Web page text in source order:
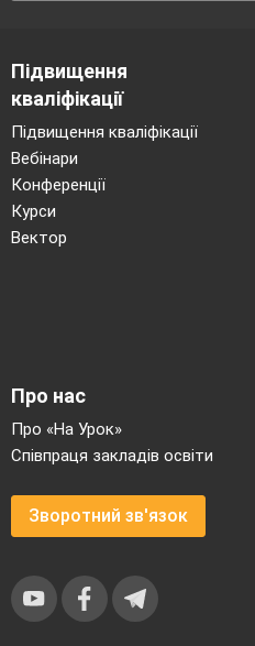
Підвищення
кваліфікації
Підвищення кваліфікації
Вебінари
Конференції
Курси
Вектор
Про нас
Про «На Урок»
Співпраця закладів освіти
Зворотний зв'язок